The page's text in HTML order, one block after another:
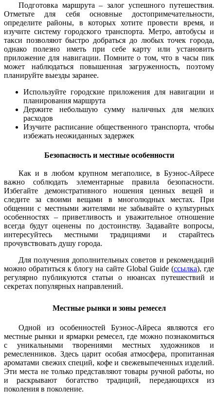
Подготовка маршрута – залог успешного путешествия.
Отметьте для себя основные достопримечательности,
определите районы, в которых хотите провести время, и
изучите систему городского транспорта. Метро, автобусы и
такси позволяют быстро добраться до любых точек города,
однако полезно иметь при себе карту или установить
приложение для навигации. Помните о том, что в часы пик
может наблюдаться повышенная загруженность, поэтому
планируйте выезды заранее.
Используйте городские приложения для навигации и
планирования маршрута
Держите небольшую сумму наличных для мелких
расходов
Изучите расписание общественного транспорта, чтобы
избежать неожиданных задержек
Безопасность и местные особенности
Как и в любом крупном мегаполисе, в Буэнос-Айресе
важно соблюдать элементарные правила безопасности.
Избегайте демонстративного ношения ценных вещей и
следите за своими вещами в многолюдных местах. При
общении с местными жителями не забывайте о культурных
особенностях – приветливость и уважительное отношение
всегда будут оценены по достоинству. Задавайте вопросы,
интересуйтесь местными традициями и старайтесь
прочувствовать душу города.
Для получения дополнительных советов и рекомендаций
можно обратиться к блогу на сайте Global Guide (ссылка), где
регулярно публикуются статьи о нюансах путешествий и
секретах популярных направлений.
Местные рынки и зоны ремесел
Одной из особенностей Буэнос-Айреса являются его
местные рынки и ярмарки ремесел, где можно познакомиться
с уникальными творениями местных художников и
ремесленников. Здесь царит особая атмосфера, пропитанная
ароматами свежих специй, кофе и свежевыпеченных изделий.
Эти места не только представляют товары ручной работы, но
и раскрывают богатство традиций, передающихся из
поколения в поколение.